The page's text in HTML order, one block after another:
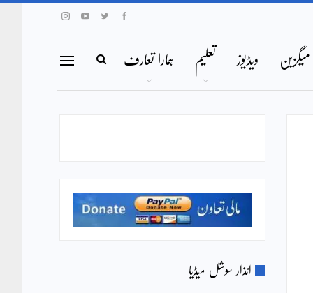
میگزین ویڈیوز تعلیم ہمارا تعارف
انذار سوشل میڈیا